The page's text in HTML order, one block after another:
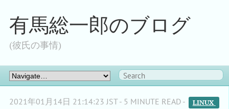
有馬総一郎のブログ
(彼氏の事情)
2021年01月14日 21:14:23 JST - 5 MINUTE READ - LINUX